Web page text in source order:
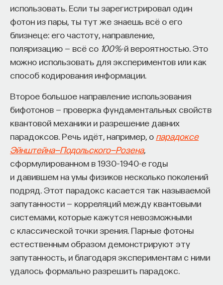
использовать. Если ты зарегистрировал один
фотон из пары, ты тут же знаешь всё о его
близнеце: его частоту, направление,
поляризацию — всё со 100%-й вероятностью. Это
можно использовать для экспериментов или как
способ кодирования информации.
Второе большое направление использования
бифотонов — проверка фундаментальных свойств
квантовой механики и разрешение давних
парадоксов. Речь идёт, например, о парадоксе
Эйнштейна—Подольского—Розена,
сформулированном в 1930–1940-е годы
и давившем на умы физиков несколько поколений
подряд. Этот парадокс касается так называемой
запутанности — корреляций между квантовыми
системами, которые кажутся невозможными
с классической точки зрения. Парные фотоны
естественным образом демонстрируют эту
запутанность, и благодаря экспериментам с ними
удалось формально разрешить парадокс.